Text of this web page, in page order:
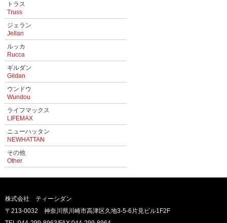
トラス
Truss
ジェラン
Jellan
ルッカ
Rucca
ギルダン
Gildan
ウンドウ
Wundou
ライフマックス
LIFEMAX
ニューハッタン
NEWHATTAN
その他
Other
株式会社 ティーシダン
〒213-0032 神奈川県川崎市高津区久地3-5-6片見ビル1F2F